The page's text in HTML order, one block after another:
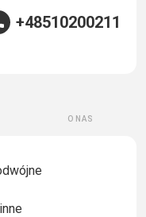
O nas
+48510200211